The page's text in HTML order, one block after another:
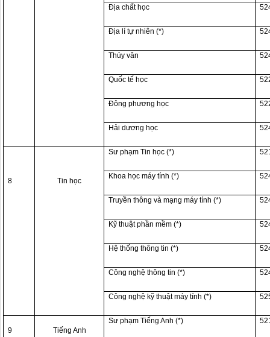
Địa chất học
Địa lí tự nhiên (*)
Thủy văn
Quốc tế học
Đông phương học
Hải dương học
8 Tin học
Sư phạm Tin học (*)
Khoa học máy tính (*)
Truyền thông và mạng máy tính (*)
Kỹ thuật phần mềm (*)
Hệ thống thông tin (*)
Công nghệ thông tin (*)
Công nghệ kỹ thuật máy tính (*)
9 Tiếng Anh
Sư phạm Tiếng Anh (*)